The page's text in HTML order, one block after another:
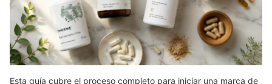
Esta guía cubre el proceso completo para iniciar una marca de